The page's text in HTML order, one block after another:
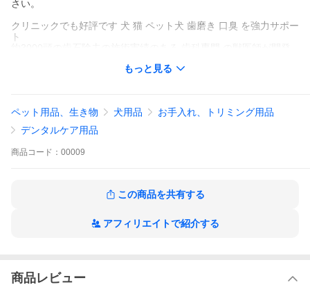
さい。
クリニックでも好評です 犬 猫 ペット犬 歯磨き 口臭 を強力サポー
ト
初回だけでなく、2回目以降も
お気軽にご連絡ください。
Dr.YUJIRO（ドクター裕次郎）は、無麻酔による犬の歯石取り
（歯石除去）で約3000頭の施術実績のある「わんこの歯医者さ
ん」の獣医師が開発した愛犬、愛猫のデンタルケア商品です。
のお口のケアにも活用されている「ハタ乳酸菌」を採用したアイ
テムをご用意。いずれも100％天然成分なので、安心して愛犬、愛
いただいております。
もっと見る
ペット用品、生き物 犬用品
お手入れ、トリミング用品
デンタルケア用品
商品 コード： 00009
この商品を共有する
アフィリエイトで紹介する
商品レビュー